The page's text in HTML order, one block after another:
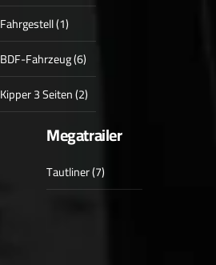
Fahrgestell (1)
BDF-Fahrzeug (6)
Kipper 3 Seiten (2)
Megatrailer
Tautliner (7)